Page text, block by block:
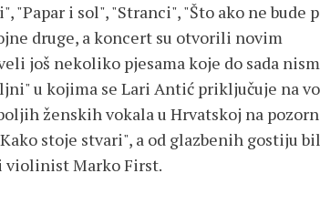
"Papar i sol", "Stranci", "Što ako ne bude
druge, a koncert su otvorili novim
još nekoliko pjesama koje do sada
u kojima se Lari Antić priključuje na
ženskih vokala u Hrvatskoj na
stoje stvari", a od glazbenih gostiju
violinist Marko First.